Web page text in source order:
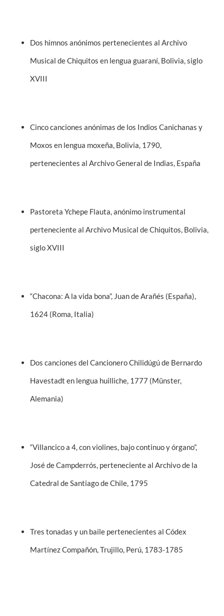
Dos himnos anónimos pertenecientes al Archivo
Musical de Chiquitos en lengua guaraní, Bolivia, siglo
XVIII
Cinco canciones anónimas de los Indios Canichanas y
Moxos en lengua moxeña, Bolivia, 1790,
pertenecientes al Archivo General de Indias, España
Pastoreta Ychepe Flauta, anónimo instrumental
perteneciente al Archivo Musical de Chiquitos, Bolivia,
siglo XVIII
“Chacona: A la vida bona”, Juan de Arañés (España),
1624 (Roma, Italia)
Dos canciones del Cancionero Chilidúgú de Bernardo
Havestadt en lengua huilliche, 1777 (Münster,
Alemania)
“Villancico a 4, con violines, bajo continuo y órgano”,
José de Campderrós, perteneciente al Archivo de la
Catedral de Santiago de Chile, 1795
Tres tonadas y un baile pertenecientes al Códex
Martínez Compañón, Trujillo, Perú, 1783-1785